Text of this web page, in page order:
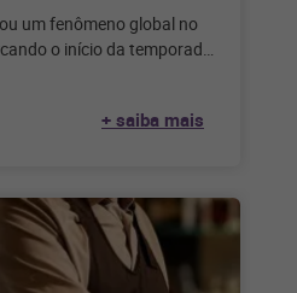
um fenômeno global no
o início da temporada
+ saiba mais